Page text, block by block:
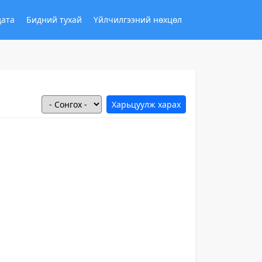
Бидний тухай Үйлчилгээний нөхцөл